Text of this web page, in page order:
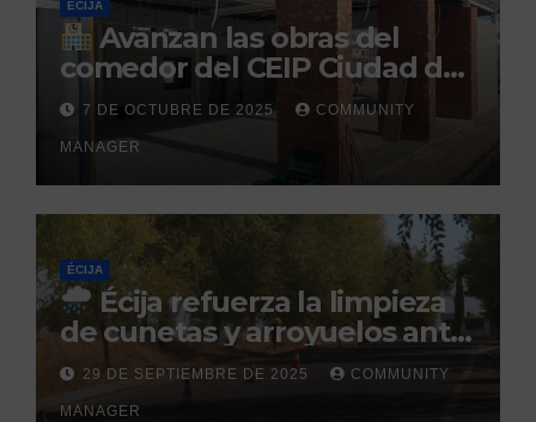
ÉCIJA
Avanzan las obras del
comedor del CEIP Ciudad del
Sol: su finalización está
prevista para finales de 2025
7 DE OCTUBRE DE 2025 COMMUNITY
MANAGER
ÉCIJA
Écija refuerza la limpieza
de cunetas y arroyuelos ante
la llegada de las lluvias
otoñales
29 DE SEPTIEMBRE DE 2025 COMMUNITY
MANAGER